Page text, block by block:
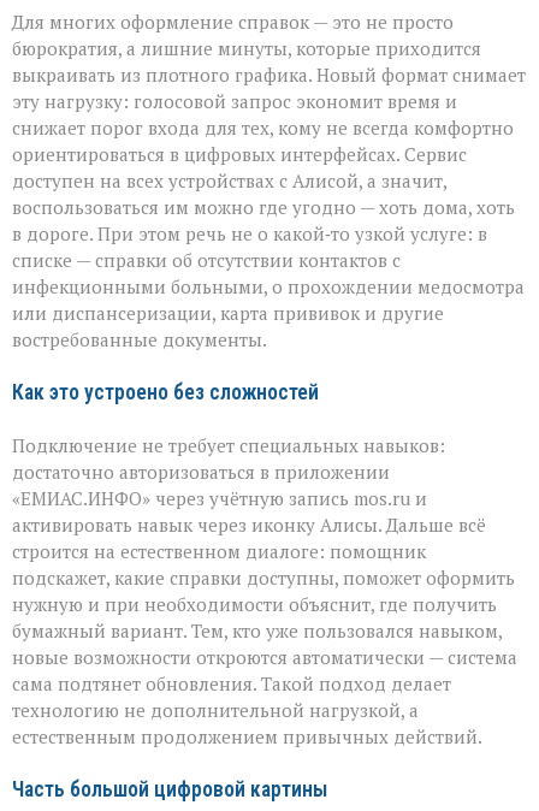
Для многих оформление справок — это не просто
бюрократия, а лишние минуты, которые приходится
выкраивать из плотного графика. Новый формат снимает
эту нагрузку: голосовой запрос экономит время и
снижает порог входа для тех, кому не всегда комфортно
ориентироваться в цифровых интерфейсах. Сервис
доступен на всех устройствах с Алисой, а значит,
воспользоваться им можно где угодно — хоть дома, хоть
в дороге. При этом речь не о какой‑то узкой услуге: в
списке — справки об отсутствии контактов с
инфекционными больными, о прохождении медосмотра
или диспансеризации, карта прививок и другие
востребованные документы.
Как это устроено без сложностей
Подключение не требует специальных навыков:
достаточно авторизоваться в приложении
«ЕМИАС.ИНФО» через учётную запись mos.ru и
активировать навык через иконку Алисы. Дальше всё
строится на естественном диалоге: помощник
подскажет, какие справки доступны, поможет оформить
нужную и при необходимости объяснит, где получить
бумажный вариант. Тем, кто уже пользовался навыком,
новые возможности откроются автоматически — система
сама подтянет обновления. Такой подход делает
технологию не дополнительной нагрузкой, а
естественным продолжением привычных действий.
Часть большой цифровой картины